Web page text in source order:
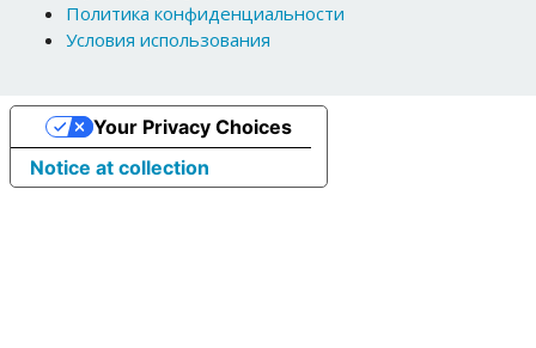
Политика конфиденциальности
Условия использования
Notice at collection
Your Privacy Choices